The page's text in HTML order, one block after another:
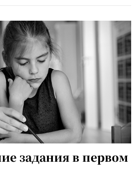
задания в первом